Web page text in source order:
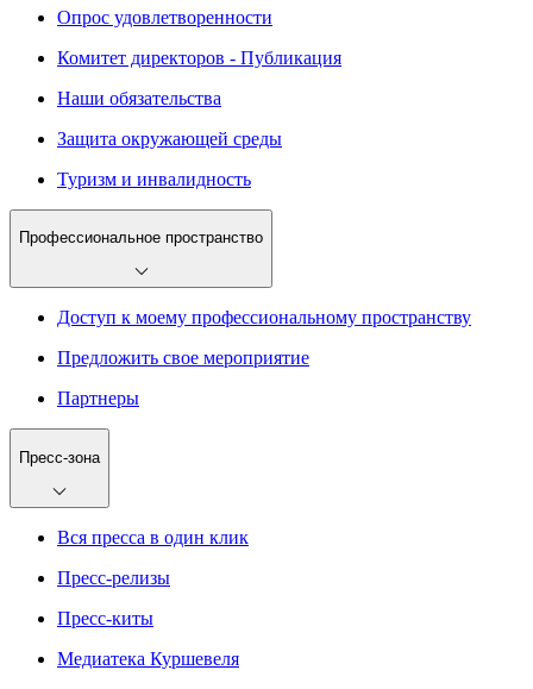
Опрос удовлетворенности
Комитет директоров - Публикация
Наши обязательства
Защита окружающей среды
Туризм и инвалидность
Профессиональное пространство
Доступ к моему профессиональному пространству
Предложить свое мероприятие
Партнеры
Пресс-зона
Вся пресса в один клик
Пресс-релизы
Пресс-киты
Медиатека Куршевеля